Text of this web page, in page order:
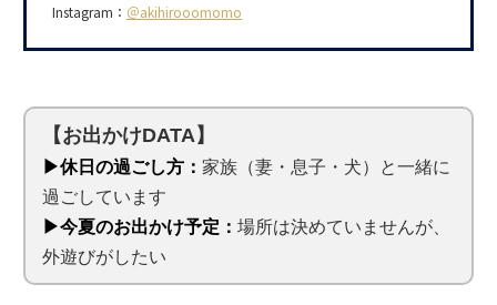
Instagram： ＠akihirooomomo
【お出かけDATA】
▶休日の過ごし方：家族（妻・息子・犬）と一緒に
過ごしています
▶今夏のお出かけ予定：場所は決めていませんが、
外遊びがしたい